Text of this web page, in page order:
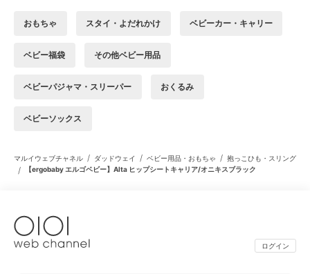
おもちゃ スタイ・よだれかけ ベビーカー・キャリー
ベビー福袋 その他ベビー用品
ベビーパジャマ・スリーパー おくるみ
ベビーソックス
マルイウェブチャネル / ダッドウェイ / ベビー用品・おもちゃ / 抱っこひも・スリング
/ 【ergobaby エルゴベビー】Alta ヒップシートキャリア/オニキスブラック
ログイン